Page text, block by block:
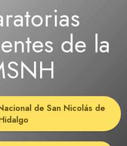
de la
de San Nicolás de